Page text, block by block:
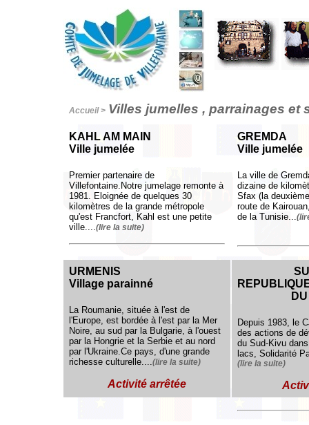
Accueil> Villes jumelles , parrainages et
KAHL AM MAIN
Ville jumelée
Premier partenaire de
Villefontaine.Notre jumelage remonte à
1981. Eloignée de quelques 30
kilomètres de la grande métropole
qu'est Francfort, Kahl est une petite
ville....(lire la suite)
GREMDA
Ville jumelée
La ville de
dizaine de
Sfax (la
route de
de la Tunisie...
URMENIS
Village parainné
La Roumanie, située à l'est de
l'Europe, est bordée à l'est par la Mer
Noire, au sud par la Bulgarie, à l'ouest
par la Hongrie et la Serbie et au nord
par l'Ukraine.Ce pays, d'une grande
richesse culturelle....(lire la suite)
Activité arrêtée
Depuis 1983, le
des actions de
du Sud-Kivu
lacs, Solidarité
(lire la suite)